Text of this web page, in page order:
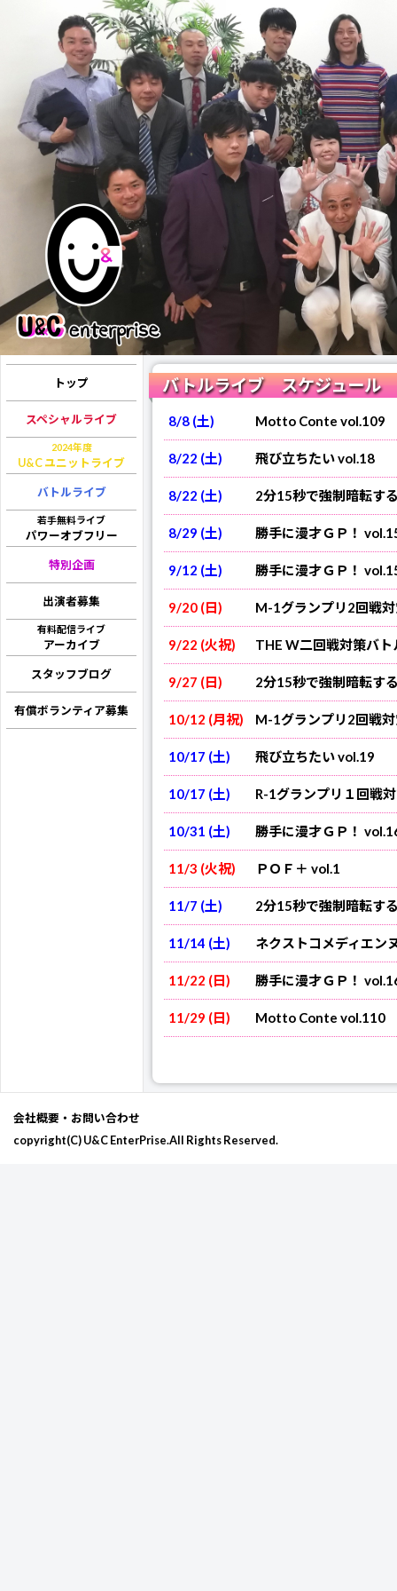
トップ
スペシャルライブ
2024年度
U&C ユニットライブ
バトルライブ
若手無料ライブ
パワーオブフリー
特別企画
出演者募集
有料配信ライブ
アーカイブ
スタッフブログ
有償ボランティア募集
バトルライブ スケジュール
8/8 (土) Motto Conte vol.109
会場観覧チケットのご予約は
ライブ配信チケットのご購入はコ
8/22 (土) 飛び立ちたい vol.18
会場観覧チケットのご予約は
8/22 (土) 2分15秒で強制暗転す
会場観覧チケットのご予約は
ライブ配信チケットのご購入はコ
8/29 (土) 勝手に漫才ＧＰ！
会場観覧チケット のご予約は
ライブ配信チケットのご購入はコ
9/12 (土) 勝手に漫才ＧＰ！
9/20 (日) M-1グランプリ2回戦
9/22 (火祝) THE W二回戦対策バ
チケットのご購入はPeatixからのみ
9/27 (日) 2分15秒で強制暗転す
10/12 (月祝) M-1グランプリ2回戦
10/17 (土) 飛び立ちたい vol.19
10/17 (土) R-1グランプリ１回戦
10/31 (土) 勝手に漫才ＧＰ！
11/3 (火祝) ＰＯＦ＋ vol.1
11/7 (土) 2分15秒で強制暗転す
11/14 (土) ネクストコメディエン
11/22 (日) 勝手に漫才ＧＰ！
11/29 (日) Motto Conte vol.110
会社概要・お問い合わせ
copyright(C) U&C EnterPrise.All Rights Reserved.